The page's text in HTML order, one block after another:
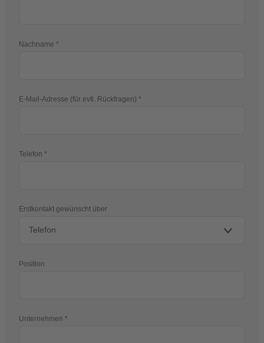
Nachname
E-Mail-Adresse (für evtl. Rückfragen)
Telefon
Erstkontakt gewünscht über
Position
Unternehmen